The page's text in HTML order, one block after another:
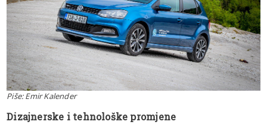
Piše: Emir Kalender
Dizajnerske i tehnološke promjene